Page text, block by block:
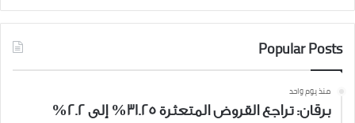
Popular Posts
منذ يوم واحد
برقان: تراجع القروض المتعثرة 31.25% إلى 2.2%